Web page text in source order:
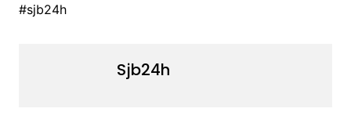
#sjb24h
Sjb24h